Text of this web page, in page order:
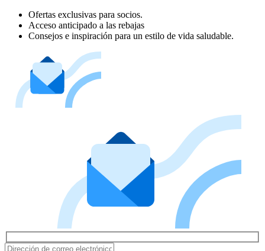
Ofertas exclusivas para socios.
Acceso anticipado a las rebajas
Consejos e inspiración para un estilo de vida saludable.